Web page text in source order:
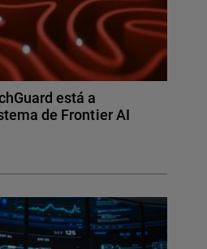
está a
de Frontier AI